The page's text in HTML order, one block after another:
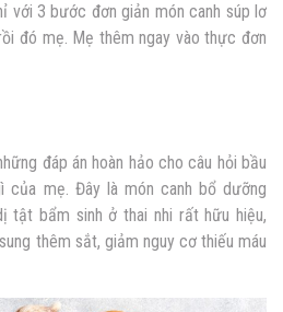
với 3 bước đơn giản món canh súp lơ
đó mẹ. Mẹ thêm ngay vào thực đơn
đáp án hoàn hảo cho câu hỏi bầu
của mẹ. Đây là món canh bổ dưỡng
tật bẩm sinh ở thai nhi rất hữu hiệu,
thêm sắt, giảm nguy cơ thiếu máu